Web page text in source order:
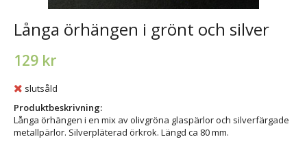
Långa örhängen i grönt och silver
129 kr
slutsåld
Produktbeskrivning:
Långa örhängen i en mix av olivgröna glaspärlor och silverfärgade
metallpärlor. Silverpläterad örkrok. Längd ca 80 mm.